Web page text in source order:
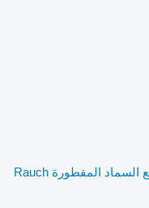
ماكينة توزيع السماد المقطورة Rauch